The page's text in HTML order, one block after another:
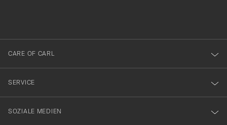
dig
till
vårt
nyhetsbrev!
CARE OF CARL
SERVICE
SOZIALE MEDIEN